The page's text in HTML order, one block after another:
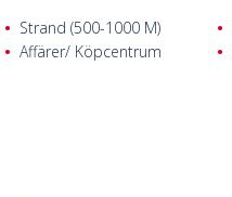
Strand (500-1000 M)
Affärer/ Köpcentrum